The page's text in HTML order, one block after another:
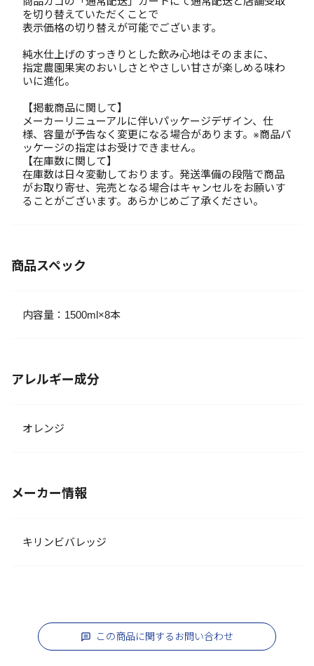
を切り替えていただくことで
表示価格の切り替えが可能でございます。
純水仕上げのすっきりとした飲み心地はそのままに、
指定農園果実のおいしさとやさしい甘さが楽しめる味わ
いに進化。
【掲載商品に関して】
メーカーリニューアルに伴いパッケージデザイン、仕
様、容量が予告なく変更になる場合があります。※商品パ
ッケージの指定はお受けできません。
【在庫数に関して】
在庫数は日々変動しております。発送準備の段階で商品
がお取り寄せ、完売となる場合はキャンセルをお願いす
ることがございます。あらかじめご了承ください。
商品スペック
内容量：1500ml×8本
アレルギー成分
オレンジ
メーカー情報
キリンビバレッジ
この商品に関するお問い合わせ